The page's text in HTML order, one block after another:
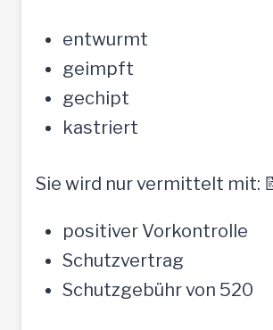
entwurmt
geimpft
gechipt
kastriert
Sie wird nur vermittelt mit:
positiver Vorkontrolle
Schutzvertrag
Schutzgebühr von 520